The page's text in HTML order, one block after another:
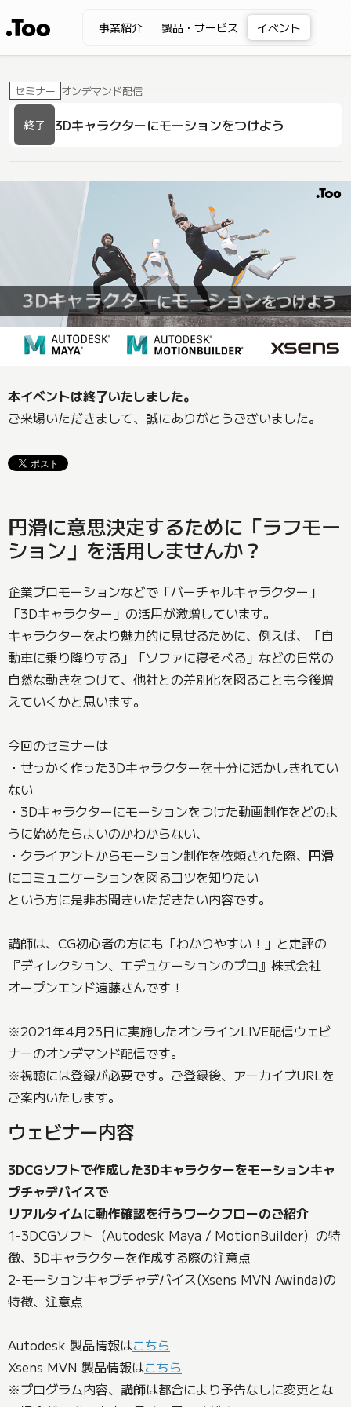
事業紹介 製品・サービス イベント
セミナー オンデマンド配信
終了 3Dキャラクターにモーションをつけよう
本イベントは終了いたしました。
ご来場いただきまして、誠にありがとうございました。
円滑に意思決定するために「ラフモー
ション」を活用しませんか？
企業プロモーションなどで「バーチャルキャラクター」
「3Dキャラクター」の活用が激増しています。
キャラクターをより魅力的に見せるために、例えば、「自
動車に乗り降りする」「ソファに寝そべる」などの日常の
自然な動きをつけて、他社との差別化を図ることも今後増
えていくかと思います。
今回のセミナーは
・せっかく作った3Dキャラクターを十分に活かしきれてい
ない
・3Dキャラクターにモーションをつけた動画制作をどのよ
うに始めたらよいのかわからない、
・クライアントからモーション制作を依頼された際、円滑
にコミュニケーションを図るコツを知りたい
という方に是非お聞きいただきたい内容です。
講師は、CG初心者の方にも「わかりやすい！」と定評の
『ディレクション、エデュケーションのプロ』株式会社
オープンエンド遠藤さんです！
※2021年4月23日に実施したオンラインLIVE配信ウェビ
ナーのオンデマンド配信です。
※視聴には登録が必要です。ご登録後、アーカイブURLを
ご案内いたします。
ウェビナー内容
3DCGソフトで作成した3Dキャラクターをモーションキャ
プチャデバイスで
リアルタイムに動作確認を行うワークフローのご紹介
1-3DCGソフト（Autodesk Maya / MotionBuilder）の特
徴、3Dキャラクターを作成する際の注意点
2-モーションキャプチャデバイス(Xsens MVN Awinda)の
特徴、注意点
Autodesk 製品情報はこちら
Xsens MVN 製品情報はこちら
※プログラム内容、講師は都合により予告なしに変更とな